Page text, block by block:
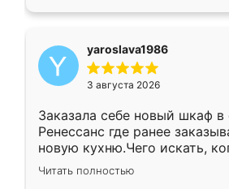
yaroslava1986
3 августа 2026
Заказала себе новый шкаф в
Ренессанс где ранее
новую кухню.Чего искать,
вполне довольна. Служит
два года, нареканий нет.
Читать полностью